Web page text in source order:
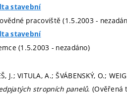
stavební
pracoviště (1.5.2003 -
stavební
(1.5.2003 - nezadáno)
J.; VITULA, A.; ŠVÁBENSKÝ, O.;
stropních panelů. (Ověřená